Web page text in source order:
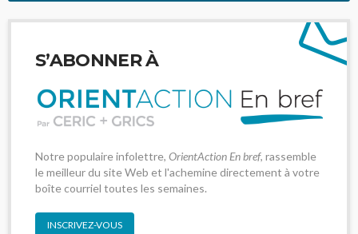
S’ABONNER À
Notre populaire infolettre, OrientAction En bref, rassemble
le meilleur du site Web et l'achemine directement à votre
boîte courriel toutes les semaines.
INSCRIVEZ-VOUS